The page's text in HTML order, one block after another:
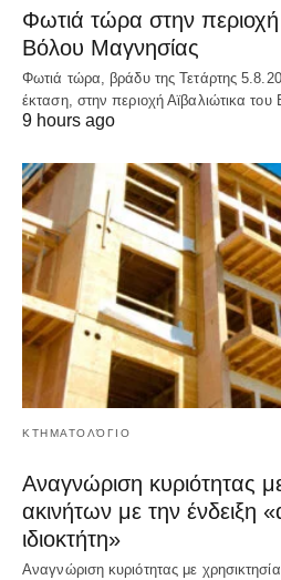
Φωτιά τώρα στην περιοχή
Βόλου Μαγνησίας
Φωτιά τώρα, βράδυ της Τετάρτης
έκταση, στην περιοχή Αϊβαλιώτικα
9 hours ago
ΚΤΗΜΑΤΟΛΌΓΙΟ
Αναγνώριση κυριότητας
ακινήτων με την ένδειξη
ιδιοκτήτη»
Αναγνώριση κυριότητας με